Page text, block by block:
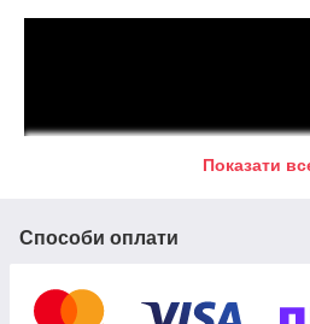
Показати
Способи оплати